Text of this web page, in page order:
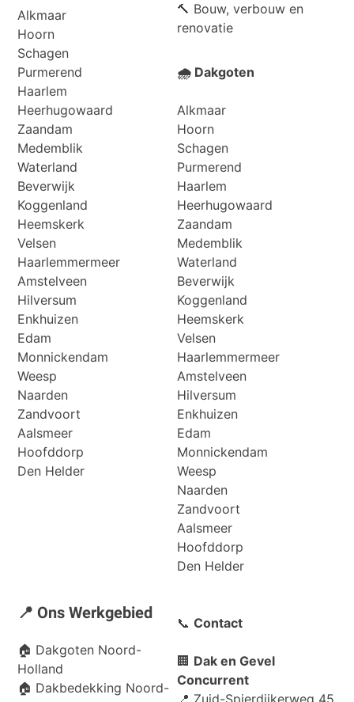
Alkmaar
Hoorn
Schagen
Purmerend
Haarlem
Heerhugowaard
Zaandam
Medemblik
Waterland
Beverwijk
Koggenland
Heemskerk
Velsen
Haarlemmermeer
Amstelveen
Hilversum
Enkhuizen
Edam
Monnickendam
Weesp
Naarden
Zandvoort
Aalsmeer
Hoofddorp
Den Helder
🔨 Bouw, verbouw en
renovatie
🌧️ Dakgoten
Alkmaar
Hoorn
Schagen
Purmerend
Haarlem
Heerhugowaard
Zaandam
Medemblik
Waterland
Beverwijk
Koggenland
Heemskerk
Velsen
Haarlemmermeer
Amstelveen
Hilversum
Enkhuizen
Edam
Monnickendam
Weesp
Naarden
Zandvoort
Aalsmeer
Hoofddorp
Den Helder
📍 Ons Werkgebied
🏠 Dakgoten Noord-
Holland
🏠 Dakbedekking Noord-
📞 Contact
🏢 Dak en Gevel
Concurrent